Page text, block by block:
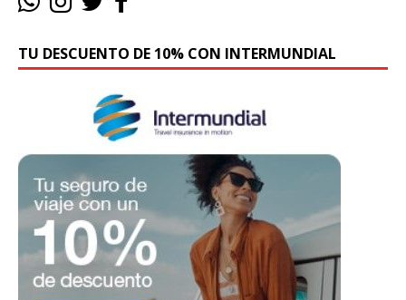
TU DESCUENTO DE 10% CON INTERMUNDIAL